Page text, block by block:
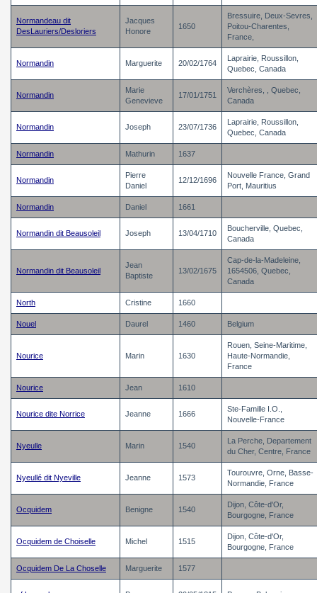
Normandeau dit
DesLauriers/Desloriers
Jacques
Honore
1650
Bressuire, Deux-Sevres,
Poitou-Charentes,
France,
Normandin Marguerite 20/02/1764
Laprairie, Roussillon,
Quebec, Canada
Normandin
Marie
Genevieve
17/01/1751
Verchères, , Quebec,
Canada
Normandin Joseph 23/07/1736
Laprairie, Roussillon,
Quebec, Canada
Normandin Mathurin 1637
Normandin
Pierre
Daniel
12/12/1696
Nouvelle France, Grand
Port, Mauritius
Normandin Daniel 1661
Normandin dit Beausoleil Joseph 13/04/1710
Boucherville, Quebec,
Canada
Normandin dit Beausoleil
Jean
Baptiste
13/02/1675
Cap-de-la-Madeleine,
1654506, Quebec,
Canada
North Cristine 1660
Nouel Daurel 1460 Belgium
Nourice Marin 1630
Rouen, Seine-Maritime,
Haute-Normandie,
France
Nourice Jean 1610
Nourice dite Norrice Jeanne 1666
Ste-Famille I.O.,
Nouvelle-France
Nyeulle Marin 1540
La Perche, Departement
du Cher, Centre, France
Nyeullé dit Nyeville Jeanne 1573
Tourouvre, Orne, Basse-
Normandie, France
Ocquidem Benigne 1540
Dijon, Côte-d'Or,
Bourgogne, France
Ocquidem de Choiselle Michel 1515
Dijon, Côte-d'Or,
Bourgogne, France
Ocquidem De La Choselle Marguerite 1577